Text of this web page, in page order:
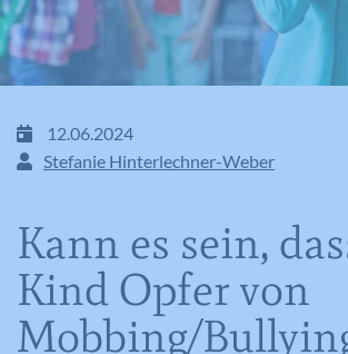
12.06.2024
Stefanie Hinterlechner-Weber
Kann es sein,
Kind Opfer von
Mobbing/